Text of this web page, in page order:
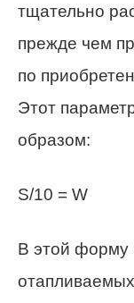
тщательно
прежде чем
по
Этот
образом:
S/10 = W
В этой